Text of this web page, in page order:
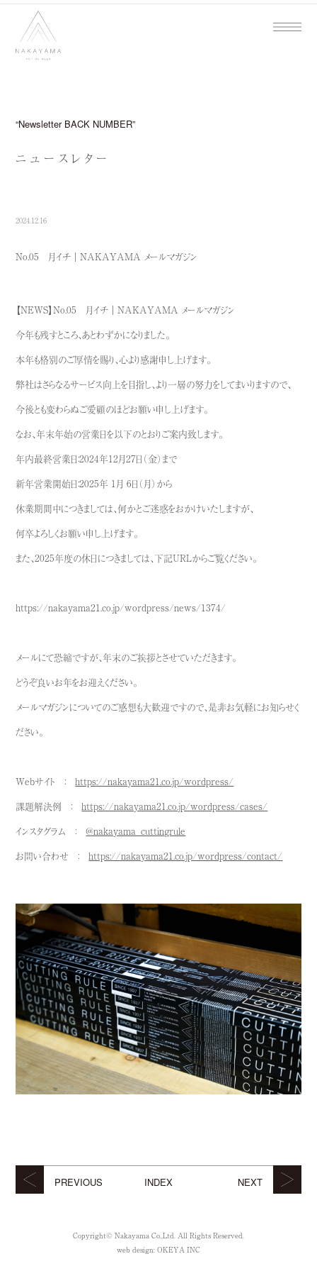
Newsletter BACK NUMBER
ニュースレター
2024.12.16
No.05 月イチ｜NAKAYAMA メールマガジン
【NEWS】No.05 月イチ｜NAKAYAMA メールマガジン
今年も残すところ、あとわずかになりました。
本年も格別のご厚情を賜り、心より感謝申し上げます。
弊社はさらなるサービス向上を目指し、より一層の努力をしてまいりますので、
今後とも変わらぬご愛顧のほどお願い申し上げます。
なお、年末年始の営業日を以下のとおりご案内致します。
年内最終営業日：2024年12月27日（金）まで
新年営業開始日：2025年 1月 6日（月）から
休業期間中につきましては、何かとご迷惑をおかけいたしますが、
何卒よろしくお願い申し上げます。
また、2025年度の休日につきましては、下記URLからご覧ください。
https://nakayama21.co.jp/wordpress/news/1374/
メールにて恐縮ですが、年末のご挨拶とさせていただきます。
どうぞ良いお年をお迎えください。
メールマガジンについてのご感想も大歓迎ですので、是非お気軽にお知らせく
ださい。
Webサイト ：https://nakayama21.co.jp/wordpress/
課題解決例 ：https://nakayama21.co.jp/wordpress/cases/
インスタグラム ：@nakayama_cuttingrule
お問い合わせ ：https://nakayama21.co.jp/wordpress/contact/
PREVIOUS INDEX NEXT
Copyright© Nakayama Co.,Ltd. All Rights Reserved.
web design: OKEYA INC